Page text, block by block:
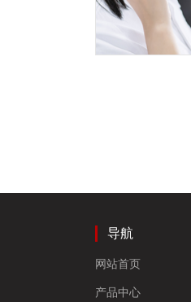
导航
网站首页
产品中心